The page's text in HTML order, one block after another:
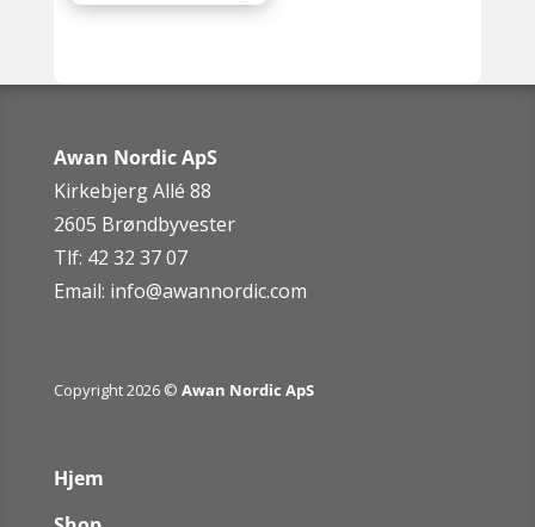
Awan Nordic ApS
Kirkebjerg Allé 88
2605 Brøndbyvester
Tlf: 42 32 37 07
Email: info@awannordic.com
Copyright 2026 © Awan Nordic ApS
Hjem